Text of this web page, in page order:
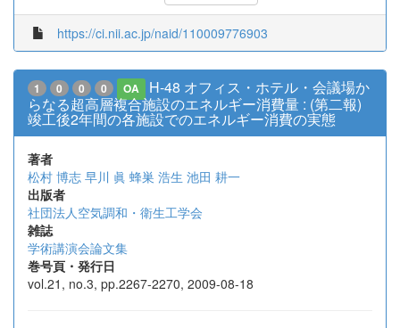
https://ci.nii.ac.jp/naid/110009776903
1 0 0 0 OA
H-48 オフィス・ホテル・会議場か
らなる超高層複合施設のエネルギー消費量 : (第二報)
竣工後2年間の各施設でのエネルギー消費の実態
著者
松村 博志 早川 眞 蜂巣 浩生 池田 耕一
出版者
社団法人空気調和・衛生工学会
雑誌
学術講演会論文集
巻号頁・発行日
vol.21, no.3, pp.2267-2270, 2009-08-18